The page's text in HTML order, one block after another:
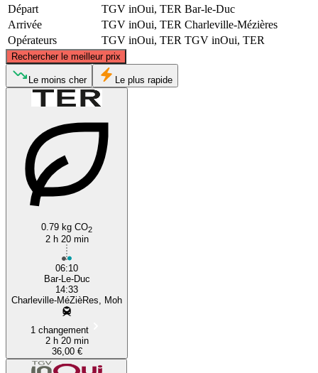
Départ
TGV inOui, TER Bar-le-Duc
Arrivée
TGV inOui, TER Charleville-Mézières
Opérateurs
TGV inOui, TER TGV inOui, TER
Rechercher le meilleur prix
Charleville-Mézières
©CARTO, © OpenStreetMapcontributors
Le moins cher Le plus rapide
0.79 kg CO2
2 h 20 min
06:10
Bar-Le-Duc
14:33
Charleville-MéZièRes, Moh
1 changement
2 h 20 min
36,00 €